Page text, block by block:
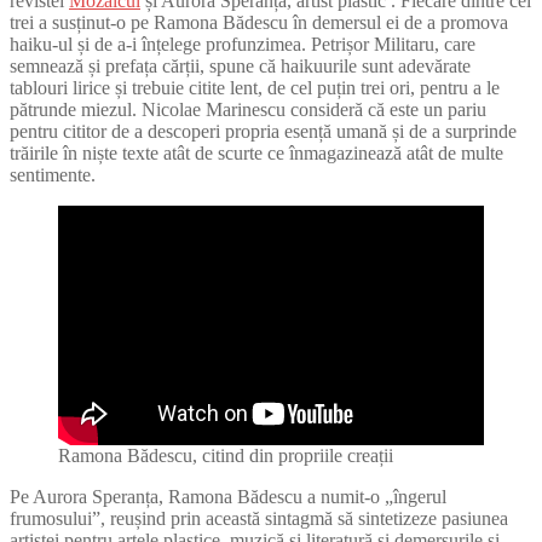
trei a susținut-o pe Ramona Bădescu în demersul ei de a promova
haiku-ul și de a-i înțelege profunzimea. Petrișor Militaru, care
semnează și prefața cărții, spune că haikuurile sunt adevărate
tablouri lirice și trebuie citite lent, de cel puțin trei ori, pentru a le
pătrunde miezul. Nicolae Marinescu consideră că este un pariu
pentru cititor de a descoperi propria esență umană și de a surprinde
trăirile în niște texte atât de scurte ce înmagazinează atât de multe
sentimente.
Ramona Bădescu, citind din propriile creații
Pe Aurora Speranța, Ramona Bădescu a numit-o „îngerul
frumosului”, reușind prin această sintagmă să sintetizeze pasiunea